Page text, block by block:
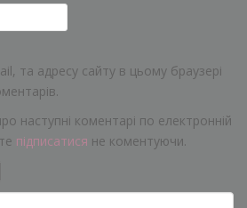
та адресу сайту в цьому браузері
наступні коментарі по електронній
підписатися не коментуючи.